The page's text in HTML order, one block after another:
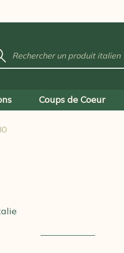
Coups de Coeur